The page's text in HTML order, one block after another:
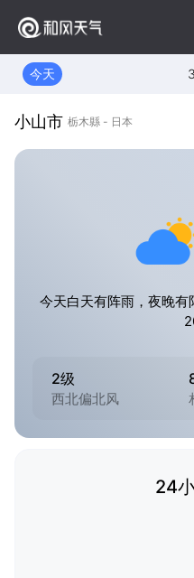
今天
小山市 栃木縣 - 日本
今天白天有阵雨，夜晚
2级
西北偏北风
24